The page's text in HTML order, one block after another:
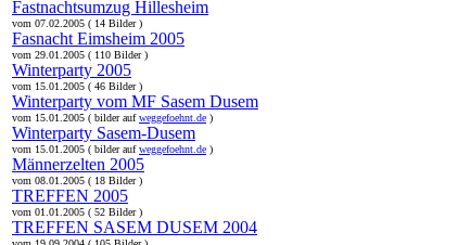
Fastnachtsumzug Hillesheim
vom 07.02.2005 ( 14 Bilder )
Fasnacht Eimsheim 2005
vom 29.01.2005 ( 110 Bilder )
Winterparty 2005
vom 15.01.2005 ( 46 Bilder )
Winterparty vom MF Sasem Dusem
vom 15.01.2005 ( bilder aufweggefoehnt.de )
Winterparty Sasem-Dusem
vom 15.01.2005 ( bilder aufweggefoehnt.de )
Männerzelten 2005
vom 08.01.2005 ( 18 Bilder )
TREFFEN 2005
vom 01.01.2005 ( 52 Bilder )
TREFFEN SASEM DUSEM 2004